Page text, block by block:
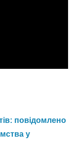
повідомлено
у